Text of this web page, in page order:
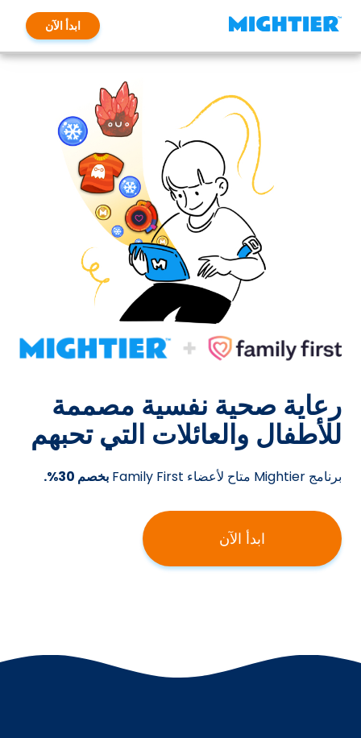
ابدأ الآن
رعاية صحية نفسية مصممة
للأطفال والعائلات التي تحبهم
برنامج Mightier متاح لأعضاء Family First بخصم 30%.
ابدأ الآن